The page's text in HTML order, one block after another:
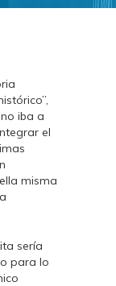
iba a
el
misma
sería
para lo